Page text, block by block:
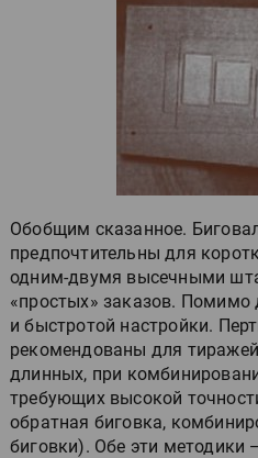
Обобщим сказанное.
предпочтительны для
одним-двумя высечными
«простых» заказов. Помимо
и быстротой настройки.
рекомендованы для
длинных, при
требующих высокой
обратная биговка,
биговки). Обе эти методики